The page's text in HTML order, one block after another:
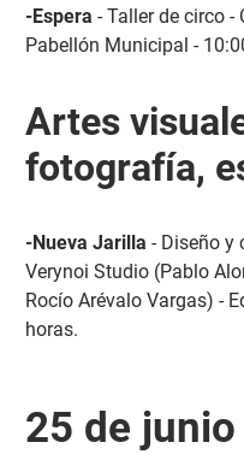
-Espera - Taller de circo -
Pabellón Municipal -
Artes
fotografía,
-Nueva Jarilla - Diseño y
Verynoi Studio (Pablo
Rocío Arévalo Vargas) -
horas.
25 de junio